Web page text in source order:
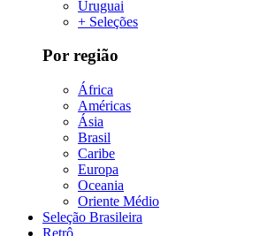
Uruguai
+ Seleções
Por região
África
Américas
Ásia
Brasil
Caribe
Europa
Oceania
Oriente Médio
Seleção Brasileira
Retrô